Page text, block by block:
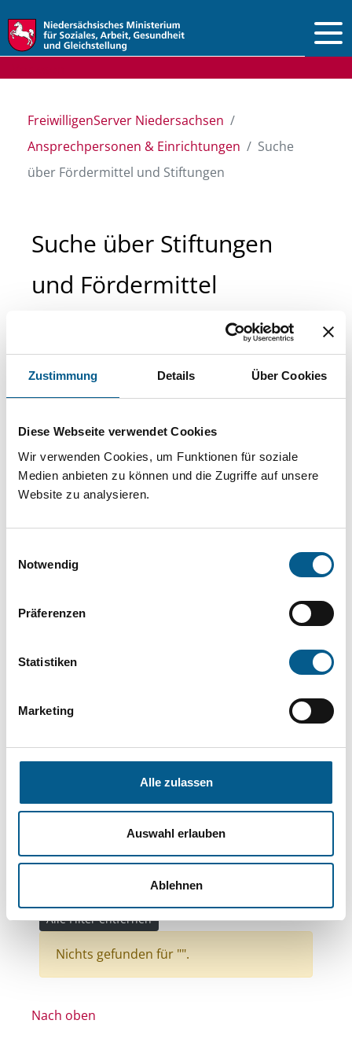
Zustimmung Details Über Cookies
Diese Webseite verwendet Cookies
Wir verwenden Cookies, um Funktionen für soziale
Medien anbieten zu können und die Zugriffe auf unsere
Website zu analysieren.
Notwendig
Präferenzen
Statistiken
Marketing
Alle zulassen
Auswahl erlauben
Ablehnen
FreiwilligenServer Niedersachsen
Ansprechpersonen & Einrichtungen
Suche
über Fördermittel und Stiftungen
Suche über Stiftungen
und Fördermittel
Sie suchen finanzielle Unterstützung für ein
Projekt oder ein Vorhaben? Hier können Sie
direkt über unsere Fördermitteldatenbank und
Suche bitte die Groß- und Kleinschreibung
beachten.
Kategorien verfeinert werden.
Suchen
Aktive Filter:
Bereiche: Stiftungen
Themen: Gesundheitswesen
Themen: Natur- & Umweltschutz
Themen: Wohltätige Zwecke
Themen: Wissenschaft und Forschung
Themen: Tierschutz
Themen: Kinder, Jugendliche & Familie
Alle Filter entfernen
Nichts gefunden für "".
Nach oben